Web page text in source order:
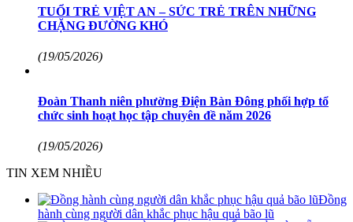
TUỔI TRẺ VIỆT AN – SỨC TRẺ TRÊN NHỮNG
CHẶNG ĐƯỜNG KHÓ
(19/05/2026)
Đoàn Thanh niên phường Điện Bàn Đông phối hợp tổ
chức sinh hoạt học tập chuyên đề năm 2026
(19/05/2026)
TIN XEM NHIỀU
Đồng
hành cùng người dân khắc phục hậu quả bão lũ